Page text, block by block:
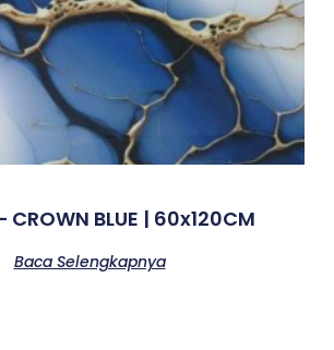
CROWN BLUE | 60x120CM
Baca Selengkapnya